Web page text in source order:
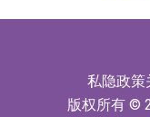
私隐政策
版权所有 ©